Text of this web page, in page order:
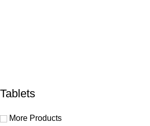
Tablets
More Products